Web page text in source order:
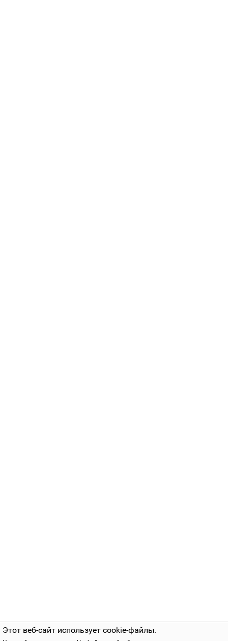
Этот веб-сайт использует cookie-файлы.